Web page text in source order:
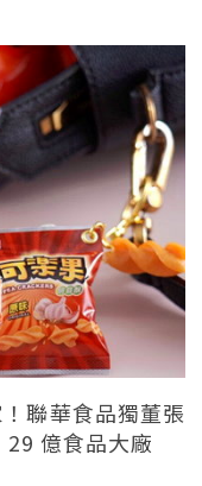
聯華食品獨董張
億食品大廠